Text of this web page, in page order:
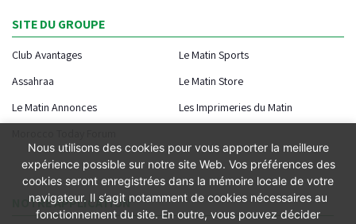
SITE DU GROUPE
Club Avantages
Le Matin Sports
Assahraa
Le Matin Store
Le Matin Annonces
Les Imprimeries du Matin
NOTRE APPLICATION
Nous utilisons des cookies pour vous apporter la meilleure
expérience possible sur notre site Web. Vos préférences des
cookies seront enregistrées dans la mémoire locale de votre
navigateur. Il s’agit notamment de cookies nécessaires au
fonctionnement du site. En outre, vous pouvez décider